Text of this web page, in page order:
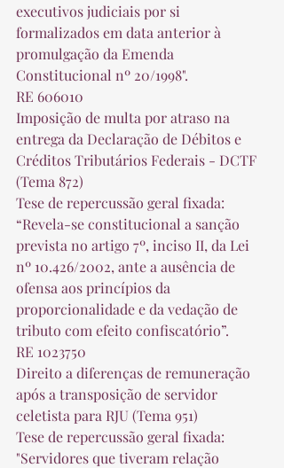
executivos judiciais por si
formalizados em data anterior à
promulgação da Emenda
Constitucional nº 20/1998".
RE 606010
Imposição de multa por atraso na
entrega da Declaração de Débitos e
Créditos Tributários Federais - DCTF
(Tema 872)
Tese de repercussão geral fixada:
“Revela-se constitucional a sanção
prevista no artigo 7º, inciso II, da Lei
nº 10.426/2002, ante a ausência de
ofensa aos princípios da
proporcionalidade e da vedação de
tributo com efeito confiscatório”.
RE 1023750
Direito a diferenças de remuneração
após a transposição de servidor
celetista para RJU (Tema 951)
Tese de repercussão geral fixada:
"Servidores que tiveram relação